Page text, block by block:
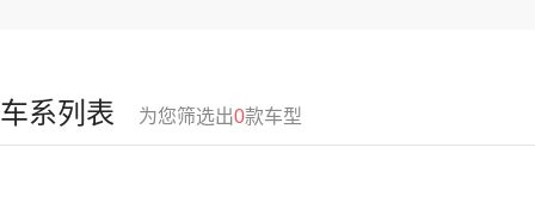
车系列表 为您筛选出0款车型